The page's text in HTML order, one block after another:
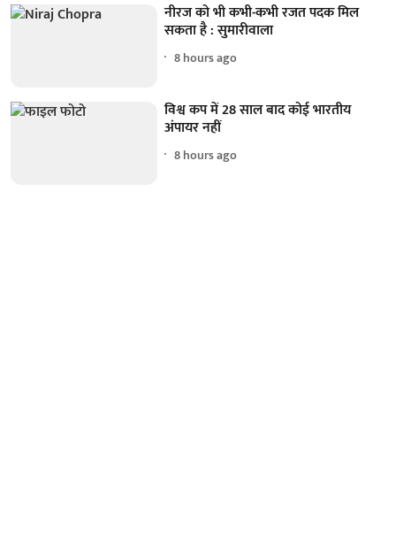
नीरज को भी कभी-कभी रजत पदक मिल
सकता है : सुमारीवाला
8 hours ago
विश्व कप में 28 साल बाद कोई भारतीय
अंपायर नहीं
8 hours ago